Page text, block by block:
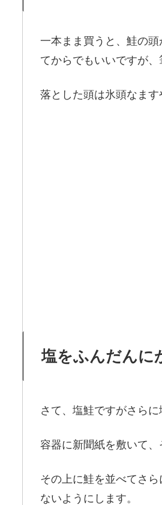
一本まま買うと、鮭の
てからでもいいですが
落とした頭は氷頭なます
塩をふんだんに
さて、塩鮭ですがさらに
容器に新聞紙を敷いて、
その上に鮭を並べてさ
ないようにします。